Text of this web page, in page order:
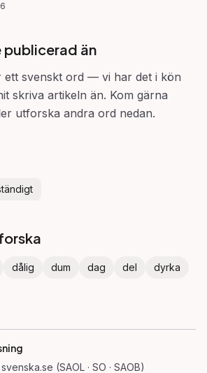
publicerad än
ett svenskt ord — vi har det i kön
skriva artikeln än. Kom gärna
utforska andra ord nedan.
dålig dum dag del
dyrka
(SAOL · SO · SAOB)